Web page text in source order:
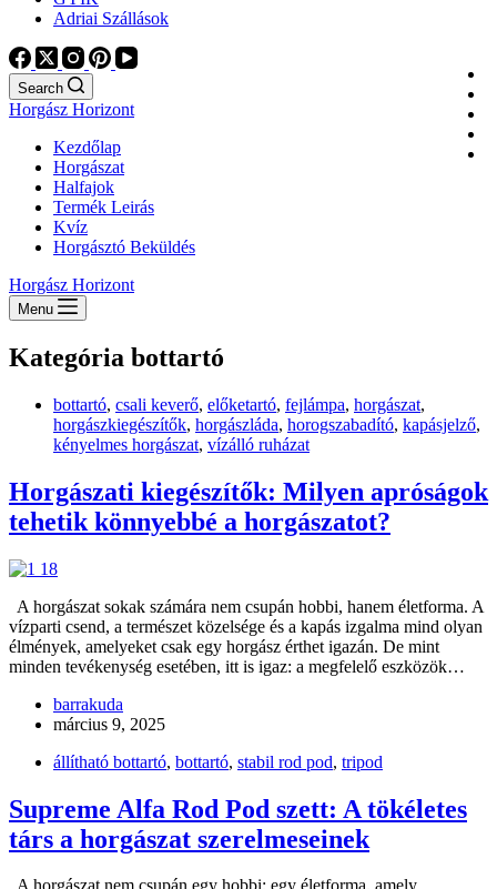
Adriai Szállások
Search
Horgász Horizont
Kezdőlap
Horgászat
Halfajok
Termék Leirás
Kvíz
Horgásztó Beküldés
Horgász Horizont
Menu
Kategória bottartó
bottartó, csali keverő, előketartó, fejlámpa, horgászat,
horgászkiegészítők, horgászláda, horogszabadító, kapásjelző,
kényelmes horgászat, vízálló ruházat
Horgászati kiegészítők: Milyen apróságok
tehetik könnyebbé a horgászatot?
A horgászat sokak számára nem csupán hobbi, hanem életforma. A
vízparti csend, a természet közelsége és a kapás izgalma mind olyan
élmények, amelyeket csak egy horgász érthet igazán. De mint
minden tevékenység esetében, itt is igaz: a megfelelő eszközök…
barrakuda
március 9, 2025
állítható bottartó, bottartó, stabil rod pod, tripod
Supreme Alfa Rod Pod szett: A tökéletes
társ a horgászat szerelmeseinek